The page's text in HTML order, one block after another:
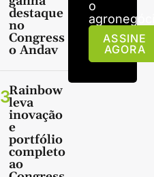
destaque
no
Congress
o Andav
3Rainbow
leva
inovação
e
portfólio
completo
ao
o
ASSINE
AGORA